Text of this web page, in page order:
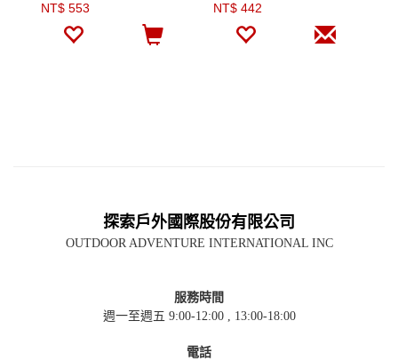
NT$ 553
NT$ 442
探索戶外國際股份有限公司
OUTDOOR ADVENTURE INTERNATIONAL INC
服務時間
週一至週五 9:00-12:00 , 13:00-18:00
電話